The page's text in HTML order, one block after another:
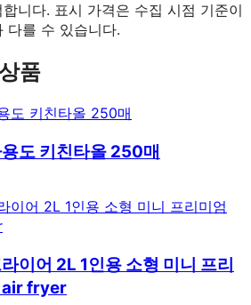
니다. 표시 가격은 수집 시점 기준이
다를 수 있습니다.
품
도 키친타올 250매
이어 2L 1인용 소형 미니 프리
air fryer